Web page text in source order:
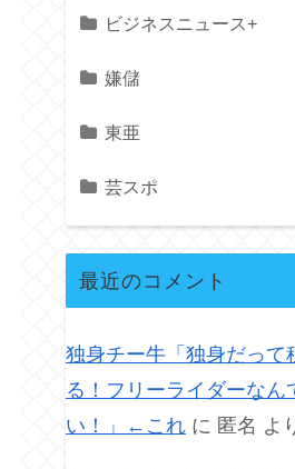
ビジネスニュース+
嫌儲
東亜
芸スポ
最近のコメント
独身チー牛「独身だって
る！フリーライダーなん
い！」←これ に 匿名 よ